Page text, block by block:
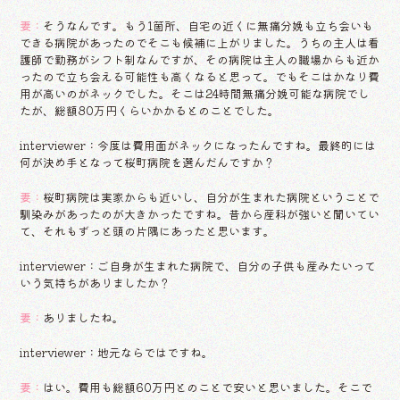
妻： そうなんです。もう1箇所、自宅の近くに無痛分娩も立ち会いも
できる病院があったのでそこも候補に上がりました。うちの主人は看
護師で勤務がシフト制なんですが、その病院は主人の職場からも近か
ったので立ち会える可能性も高くなると思って。でもそこはかなり費
用が高いのがネックでした。そこは24時間無痛分娩可能な病院でし
たが、総額80万円くらいかかるとのことでした。
interviewer：今度は費用面がネックになったんですね。最終的には
何が決め手となって桜町病院を選んだんですか？
妻： 桜町病院は実家からも近いし、自分が生まれた病院ということで
馴染みがあったのが大きかったですね。昔から産科が強いと聞いてい
て、それもずっと頭の片隅にあったと思います。
interviewer：ご自身が生まれた病院で、自分の子供も産みたいって
いう気持ちがありましたか？
妻：ありましたね。
interviewer：地元ならではですね。
妻： はい。費用も総額60万円とのことで安いと思いました。そこで